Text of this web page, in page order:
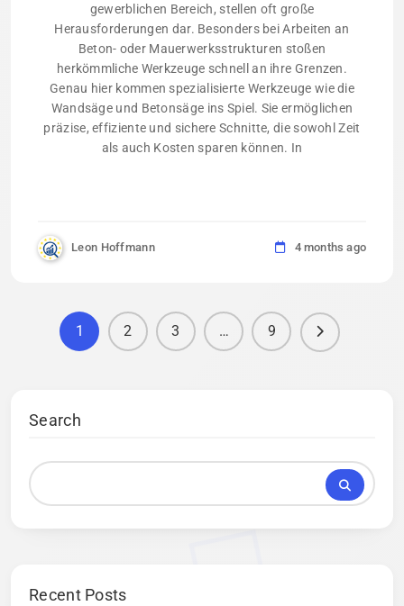
gewerblichen Bereich, stellen oft große
Herausforderungen dar. Besonders bei Arbeiten an
Beton- oder Mauerwerksstrukturen stoßen
herkömmliche Werkzeuge schnell an ihre Grenzen.
Genau hier kommen spezialisierte Werkzeuge wie die
Wandsäge und Betonsäge ins Spiel. Sie ermöglichen
präzise, effiziente und sichere Schnitte, die sowohl Zeit
als auch Kosten sparen können. In
Leon Hoffmann 4 months ago
1 2 3 … 9
Search
Recent Posts